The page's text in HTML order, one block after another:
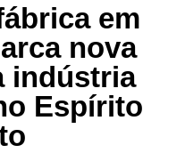
em
nova
indústria
Espírito